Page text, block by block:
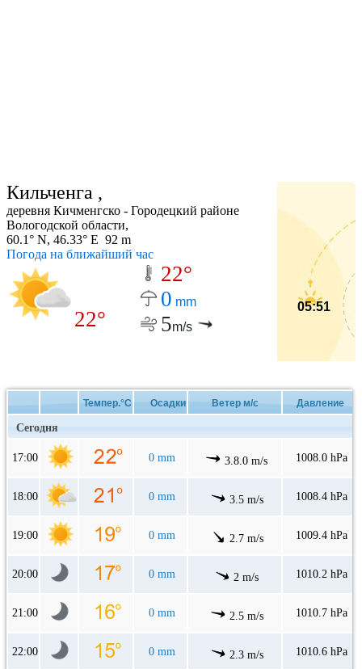
Кильченга ,
деревня Кичменгско - Городецкий районе
Вологодской области,
60.1° N, 46.33° E 92 m
Погода на ближайший час
22°
22°
0 mm
5m/s
05:51
Темпер.°C Осадки Ветер м/с Давление
Сегодня
17:00 0 mm 3.8.0 m/s 1008.0 hPa
18:00 0 mm 3.5 m/s 1008.4 hPa
19:00 0 mm 2.7 m/s 1009.4 hPa
20:00 0 mm 2 m/s 1010.2 hPa
21:00 0 mm 2.5 m/s 1010.7 hPa
22:00 0 mm 2.3 m/s 1010.6 hPa